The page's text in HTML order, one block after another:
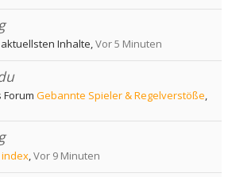
Inhalte,Vor 5 Minuten
Gebannte Spieler & Regelverstöße,
index,Vor 9 Minuten